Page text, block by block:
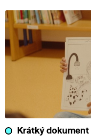
Krátký dokument